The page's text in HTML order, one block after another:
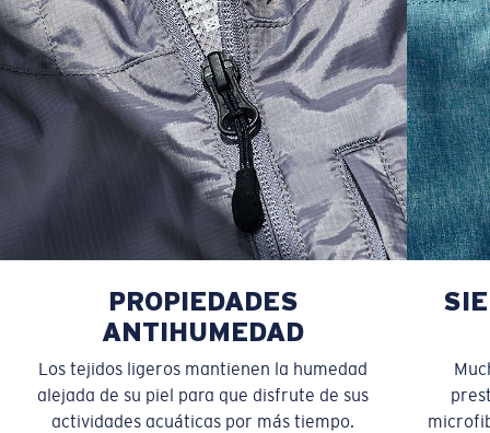
PROPIEDADES
ANTIHUMEDAD
Los tejidos ligeros mantienen la humedad
alejada de su piel para que disfrute de sus
actividades acuáticas por más tiempo.